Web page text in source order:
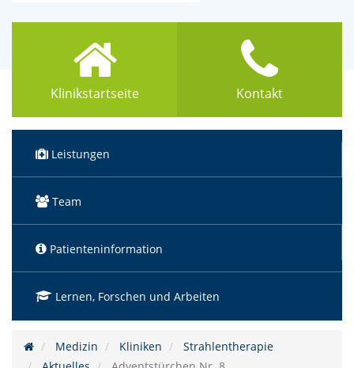
Klinikstartseite Kontakt
Leistungen
Team
Patienteninformation
Lernen, Forschen und Arbeiten
Medizin Kliniken
Strahlentherapie